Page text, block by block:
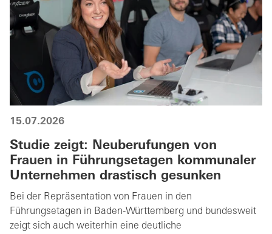
15.07.2026
Studie zeigt: Neuberufungen von
Frauen in Führungsetagen kommunaler
Unternehmen drastisch gesunken
Bei der Repräsentation von Frauen in den
Führungsetagen in Baden-Württemberg und bundesweit
zeigt sich auch weiterhin eine deutliche